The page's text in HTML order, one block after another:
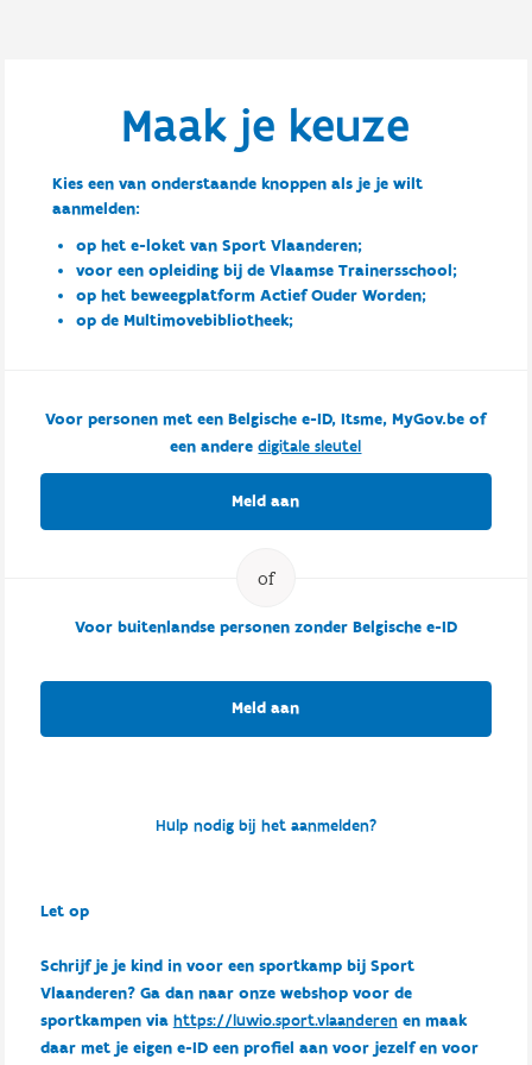
Maak je keuze
Kies een van onderstaande knoppen als je je wilt
aanmelden:
op het e-loket van Sport Vlaanderen;
voor een opleiding bij de Vlaamse Trainersschool;
op het beweegplatform Actief Ouder Worden;
op de Multimovebibliotheek;
Voor personen met een Belgische e-ID, Itsme, MyGov.be of
een anderedigitale sleutel
Meld aan
Voor buitenlandse personen zonder Belgische e-ID
Meld aan
Hulp nodig bij het aanmelden?
Let op
Schrijf je je kind in voor een sportkamp bij Sport
Vlaanderen? Ga dan naar onze webshop voor de
sportkampen via https://luwio.sport.vlaanderenen maak
daar met je eigen e-ID een profiel aan voor jezelf en voor